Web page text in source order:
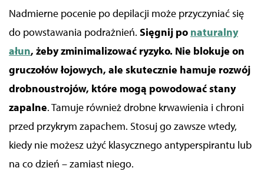
Nadmierne pocenie po depilacji może przyczyniać się
do powstawania podrażnień. Sięgnij po naturalny
ałun, żeby zminimalizować ryzyko. Nie blokuje on
gruczołów łojowych, ale skutecznie hamuje rozwój
drobnoustrojów, które mogą powodować stany
zapalne.Tamuje również drobne krwawienia i chroni
przed przykrym zapachem. Stosuj go zawsze wtedy,
kiedy nie możesz użyć klasycznego antyperspirantu lub
na co dzień – zamiast niego.